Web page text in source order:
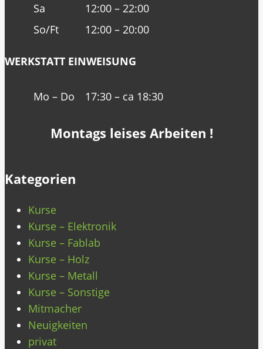
Sa
12:00 – 22:00
So/Ft
12:00 – 20:00
WERKSTATT EINWEISUNG
Mo – Do 17:30 – ca 18:30
Montags leises Arbeiten !
Kategorien
Kurse
Kurse – Elektronik
Kurse – Fablab
Kurse – Holz
Kurse – Metall
Kurse – Sonstige
Mitmacher
Neuigkeiten
privat